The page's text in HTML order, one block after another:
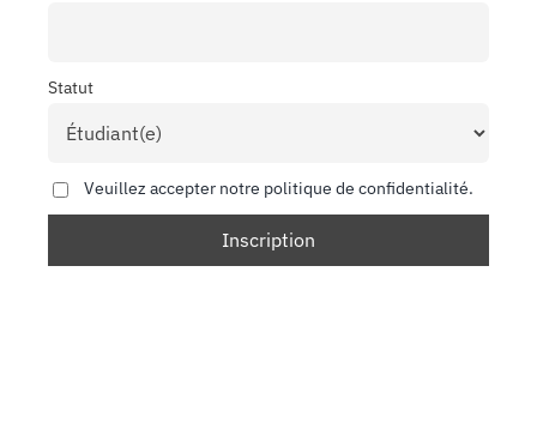
Statut
Veuillez accepter notre politique de confidentialité.